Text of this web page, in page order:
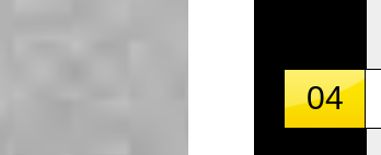
04